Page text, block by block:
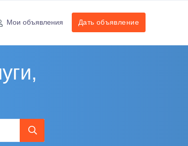
Мои объявления Дать объявление